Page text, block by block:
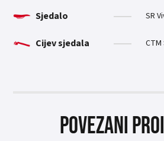
Sjedalo SR
Cijev sjedala
Povezani